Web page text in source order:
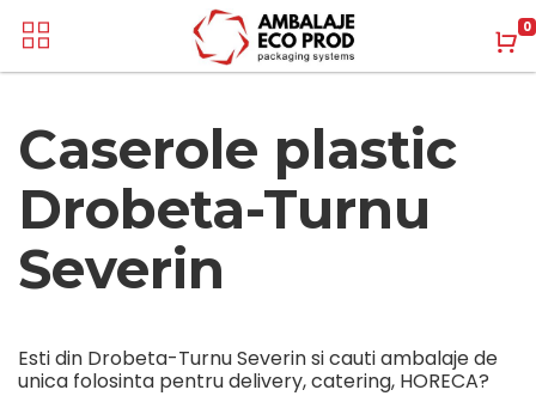
0
Caserole plastic
Drobeta-Turnu
Severin
Esti din Drobeta-Turnu Severin si cauti ambalaje de
unica folosinta pentru delivery, catering, HORECA?